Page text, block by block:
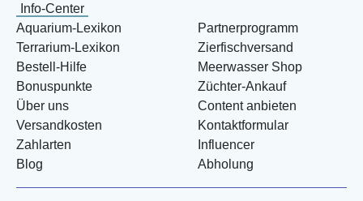
Info-Center
Aquarium-Lexikon
Terrarium-Lexikon
Bestell-Hilfe
Bonuspunkte
Über uns
Versandkosten
Zahlarten
Blog
Partnerprogramm
Zierfischversand
Meerwasser Shop
Züchter-Ankauf
Content anbieten
Kontaktformular
Influencer
Abholung